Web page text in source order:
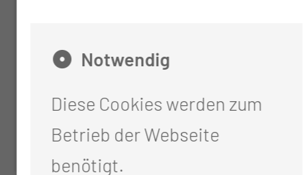
Leiterin
Tel.:+49 355 46 3329
Per E-Mail kontaktieren
Notwendig
Diese Cookies werden zum
Betrieb der Webseite
benötigt.